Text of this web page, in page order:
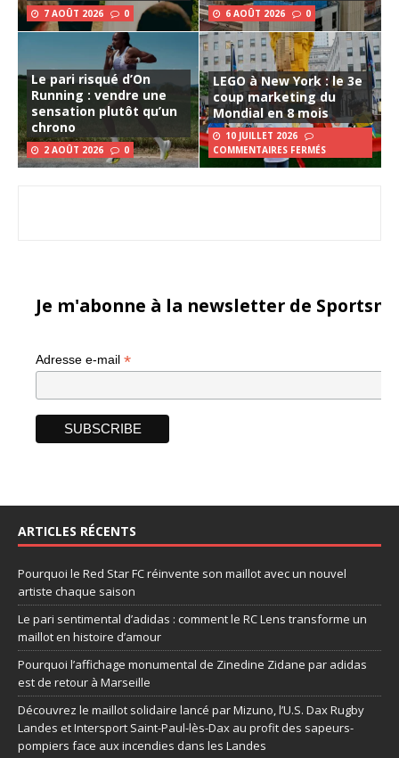
7 AOÛT 2026 0 6 AOÛT 2026 0
Le pari risqué d’On
Running : vendre une
sensation plutôt qu’un
chrono
2 AOÛT 2026 0
LEGO à New York : le 3e
coup marketing du
Mondial en 8 mois
10 JUILLET 2026
COMMENTAIRES FERMÉS
Je m'abonne à la newsletter de
Adresse e-mail *
ARTICLES RÉCENTS
Pourquoi le Red Star FC réinvente son maillot avec un nouvel
artiste chaque saison
Le pari sentimental d’adidas : comment le RC Lens transforme un
maillot en histoire d’amour
Pourquoi l’affichage monumental de Zinedine Zidane par adidas
est de retour à Marseille
Découvrez le maillot solidaire lancé par Mizuno, l’U.S. Dax Rugby
Landes et Intersport Saint-Paul-lès-Dax au profit des sapeurs-
pompiers face aux incendies dans les Landes